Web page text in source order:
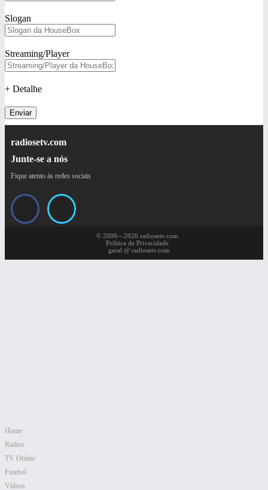
Slogan
Streaming/Player
+ Detalhe
Enviar
radiosetv.com
Home
Rádios
TV Online
Futebol
Vídeos
Junte-se a nós
Fique atento às redes sociais
© 2008—2026 radiosetv.com
Política de Privacidade
geral @ radiosetv.com